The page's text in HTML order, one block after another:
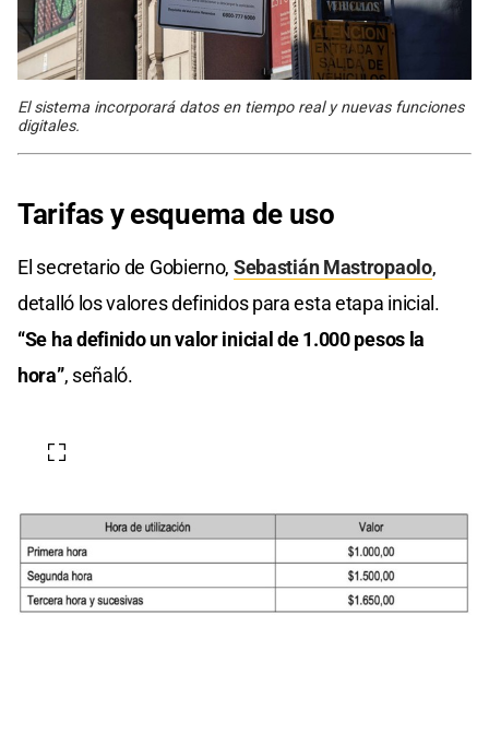
El sistema incorporará datos en tiempo real y nuevas funciones
digitales.
Tarifas y esquema de uso
El secretario de Gobierno, Sebastián Mastropaolo,
detalló los valores definidos para esta etapa inicial.
“Se ha definido un valor inicial de 1.000 pesos la
hora”, señaló.